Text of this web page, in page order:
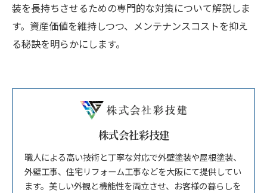
装を長持ちさせるための専門的な対策について解説しま
す。資産価値を維持しつつ、メンテナンスコストを抑え
る秘訣を明らかにします。
株式会社彩技建
職人による高い技術と丁寧な対応で外壁塗装や屋根塗装、
外壁工事、住宅リフォーム工事などを大阪にて提供してい
ます。美しい外観と機能性を両立させ、お客様の暮らしを